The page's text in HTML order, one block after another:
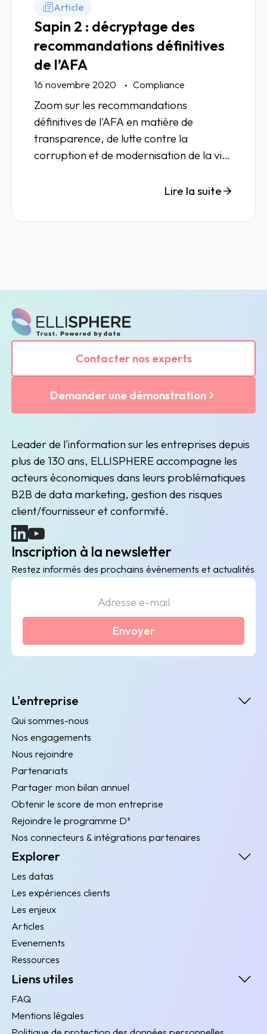
Article
Sapin 2 : décryptage des
recommandations définitives
de l’AFA
16 novembre 2020 Compliance
Zoom sur les recommandations
définitives de l'AFA en matière de
transparence, de lutte contre la
corruption et de modernisation de la vie
Lire la suite
Contacter nos experts
Demander une démonstration
Leader de l'information sur les entreprises depuis
plus de 130 ans, ELLISPHERE accompagne les
acteurs économiques dans leurs problématiques
B2B de data marketing, gestion des risques
client/fournisseur et conformité.
(nouvelle fenêtre)
(nouvelle fenêtre)
Inscription à la newsletter
Restez informés des prochains évènements et actualités
Envoyer
L'entreprise
Qui sommes-nous
Nos engagements
Nous rejoindre
Partenariats
Partager mon bilan annuel
Obtenir le score de mon entreprise
Rejoindre le programme D³
Nos connecteurs & intégrations partenaires
Explorer
Les datas
Les expériences clients
Les enjeux
Articles
Evenements
Ressources
Liens utiles
FAQ
Mentions légales